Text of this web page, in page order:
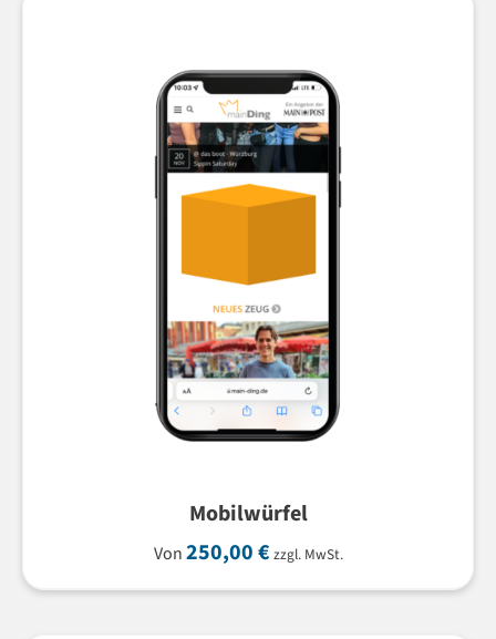
Mobilwürfel
Von250,00€ zzgl. MwSt.